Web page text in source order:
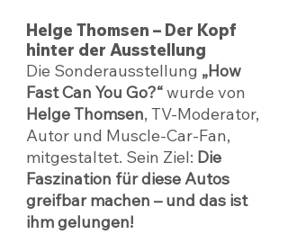
Helge Thomsen – Der Kopf
hinter der Ausstellung
Die Sonderausstellung „How
Fast Can You Go?“ wurde von
Helge Thomsen, TV-Moderator,
Autor und Muscle-Car-Fan,
mitgestaltet. Sein Ziel: Die
Faszination für diese Autos
greifbar machen – und das ist
ihm gelungen!